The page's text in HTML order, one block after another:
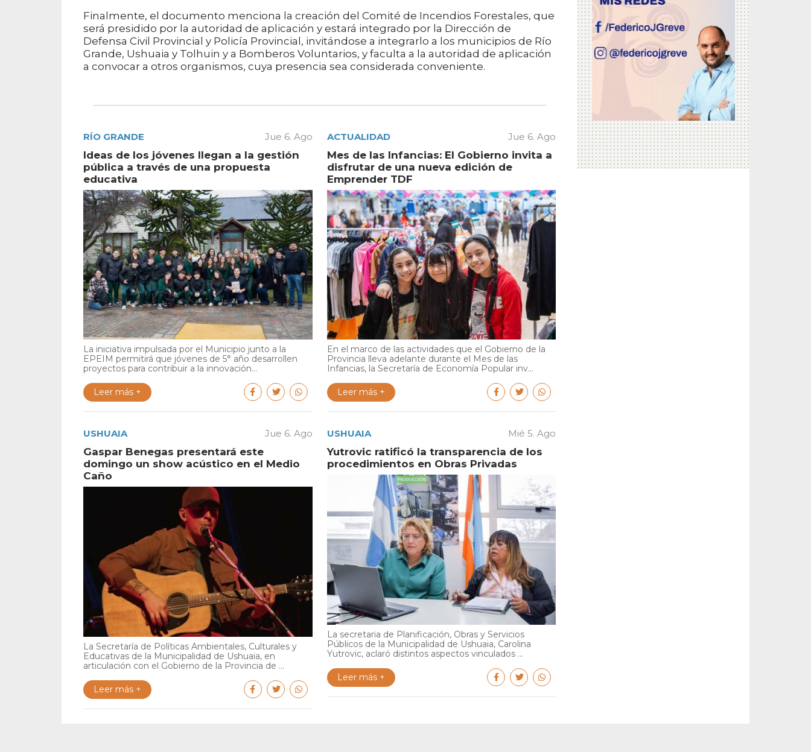
Finalmente, el documento menciona la creación del Comité de Incendios Forestales, que
será presidido por la autoridad de aplicación y estará integrado por la Dirección de
Defensa Civil Provincial y Policía Provincial, invitándose a integrarlo a los municipios de Río
Grande, Ushuaia y Tolhuin y a Bomberos Voluntarios, y faculta a la autoridad de aplicación
a convocar a otros organismos, cuya presencia sea considerada conveniente.
RÍO GRANDE Jue 6. Ago
Ideas de los jóvenes llegan a la gestión
pública a través de una propuesta
educativa
La iniciativa impulsada por el Municipio junto a la
EPEIM permitirá que jóvenes de 5° año desarrollen
proyectos para contribuir a la innovación...
Leer más +
ACTUALIDAD Jue 6. Ago
Mes de las Infancias: El Gobierno invita a
disfrutar de una nueva edición de
Emprender TDF
En el marco de las actividades que el Gobierno de la
Provincia lleva adelante durante el Mes de las
Infancias, la Secretaría de Economía Popular inv...
Leer más +
USHUAIA Jue 6. Ago
Gaspar Benegas presentará este
domingo un show acústico en el Medio
Caño
La Secretaría de Políticas Ambientales, Culturales y
Educativas de la Municipalidad de Ushuaia, en
articulación con el Gobierno de la Provincia de ...
Leer más +
USHUAIA Mié 5. Ago
Yutrovic ratificó la transparencia de los
procedimientos en Obras Privadas
La secretaria de Planificación, Obras y Servicios
Públicos de la Municipalidad de Ushuaia, Carolina
Yutrovic, aclaró distintos aspectos vinculados ...
Leer más +